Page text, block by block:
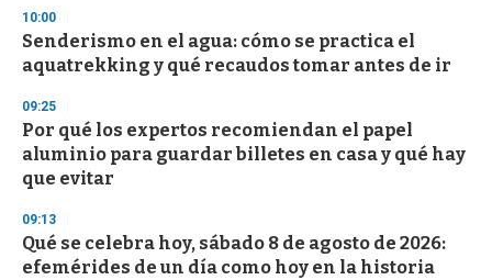
10:00
Senderismo en el agua: cómo se practica el
aquatrekking y qué recaudos tomar antes de ir
09:25
Por qué los expertos recomiendan el papel
aluminio para guardar billetes en casa y qué hay
que evitar
09:13
Qué se celebra hoy, sábado 8 de agosto de 2026:
efemérides de un día como hoy en la historia